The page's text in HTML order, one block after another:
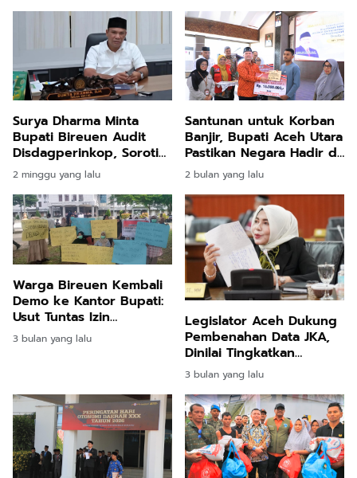
Surya Dharma Minta
Bupati Bireuen Audit
Disdagperinkop, Soroti
Integritas PAD
2 minggu yang lalu
Santunan untuk Korban
Banjir, Bupati Aceh Utara
Pastikan Negara Hadir di
Tengah Duka
2 bulan yang lalu
Warga Bireuen Kembali
Demo ke Kantor Bupati:
Usut Tuntas Izin
Perkebunan Sawit
3 bulan yang lalu
Legislator Aceh Dukung
Pembenahan Data JKA,
Dinilai Tingkatkan
Akurasi Penerima
3 bulan yang lalu